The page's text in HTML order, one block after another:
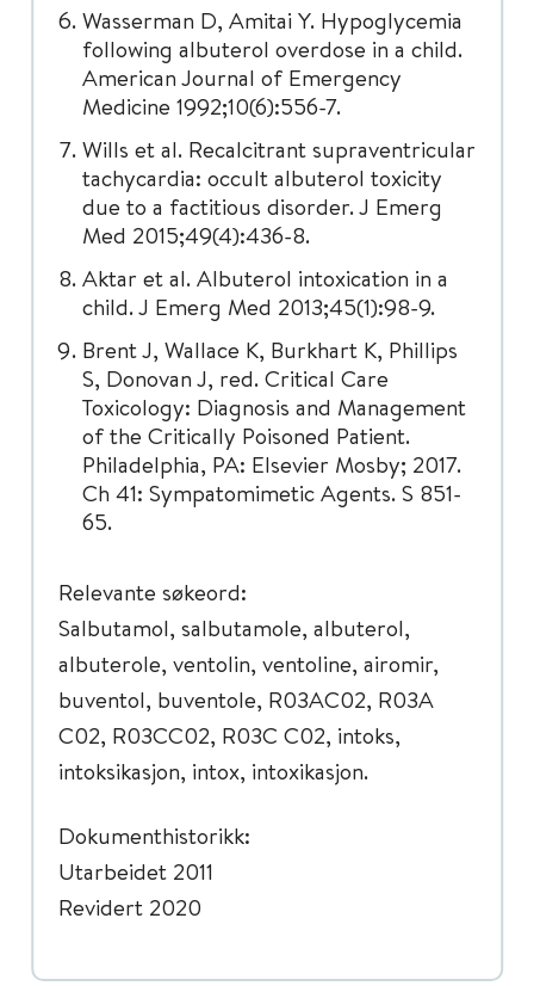
Wasserman D, Amitai Y. Hypoglycemia
following albuterol overdose in a child.
American Journal of Emergency
Medicine 1992;10(6):556-7.
Wills et al. Recalcitrant supraventricular
tachycardia: occult albuterol toxicity
due to a factitious disorder. J Emerg
Med 2015;49(4):436-8.
Aktar et al. Albuterol intoxication in a
child. J Emerg Med 2013;45(1):98-9.
Brent J, Wallace K, Burkhart K, Phillips
S, Donovan J, red. Critical Care
Toxicology: Diagnosis and Management
of the Critically Poisoned Patient.
Philadelphia, PA: Elsevier Mosby; 2017.
Ch 41: Sympatomimetic Agents. S 851-
65.
Relevante søkeord:
Salbutamol, salbutamole, albuterol,
albuterole, ventolin, ventoline, airomir,
buventol, buventole, R03AC02, R03A
C02, R03CC02, R03C C02, intoks,
intoksikasjon, intox, intoxikasjon.
Dokumenthistorikk:
Utarbeidet 2011
Revidert 2020